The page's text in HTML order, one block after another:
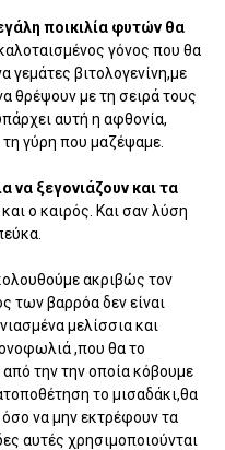
ποικιλία φυτών θα
γόνος που θα
γεμάτες βιτολογενίνη,με
θρέψουν με τη σειρά τους
αυτή η αφθονία,
τη γύρη που μαζέψαμε.
να ξεγονιάζουν και τα
ο καιρός. Και σαν λύση
ακριβώς τον
των βαρρόα δεν είναι
μελίσσια και
,που θα το
την την οποία κόβουμε
το μισαδάκι,θα
όσο να μην εκτρέφουν τα
αυτές χρησιμοποιούνται